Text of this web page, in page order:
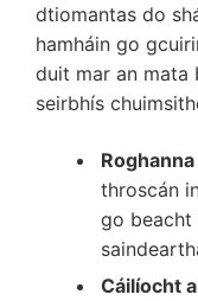
dtiomantas do
hamháin go
duit mar an mata
seirbhís
throscán
go beacht
Cáilíocht